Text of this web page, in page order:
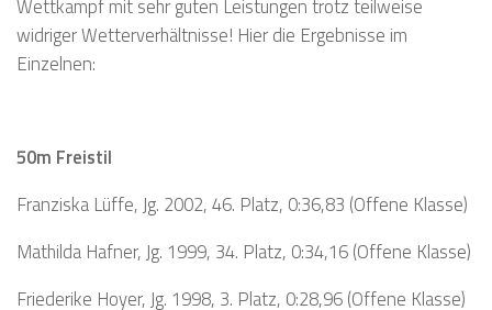
Wettkampf mit sehr guten Leistungen trotz teilweise
widriger Wetterverhältnisse! Hier die Ergebnisse im
Einzelnen:
50m Freistil
Franziska Lüffe, Jg. 2002, 46. Platz, 0:36,83 (Offene Klasse)
Mathilda Hafner, Jg. 1999, 34. Platz, 0:34,16 (Offene Klasse)
Friederike Hoyer, Jg. 1998, 3. Platz, 0:28,96 (Offene Klasse)